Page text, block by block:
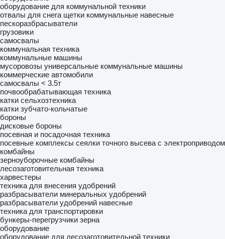
оборудование для коммунальной техники
отвалы для снега щетки коммунальные навесные
пескоразбрасыватели
грузовики
самосвалы
коммунальная техника
коммунальные машины
мусоровозы универсальные коммунальные машины
коммерческие автомобили
самосвалы < 3.5т
почвообрабатывающая техника
катки сельхозтехника
катки зубчато-кольчатые
бороны
дисковые бороны
посевная и посадочная техника
посевные комплексы сеялки точного высева с электроприводом
комбайны
зерноуборочные комбайны
лесозаготовительная техника
харвестеры
техника для внесения удобрений
разбрасыватели минеральных удобрений
разбрасыватели удобрений навесные
техника для транспортировки
бункеры-перегрузчики зерна
оборудование
оборудование для лесозаготовительной техники